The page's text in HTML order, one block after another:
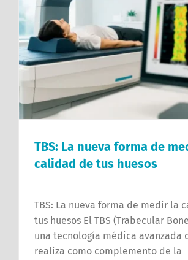
TBS: La nueva forma de
calidad de tus huesos
TBS: La nueva forma de medir la
tus huesos El TBS (Trabecular
una tecnología médica avanzada
realiza como complemento de la